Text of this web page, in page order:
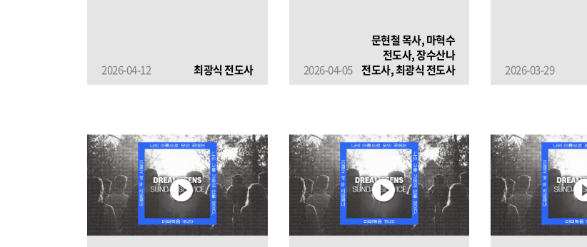
2026-04-12 최광식 전도사 2026-04-05
문현철 목사, 마혁수
전도사, 장수산나
전도사, 최광식 전도사
2026-03-29